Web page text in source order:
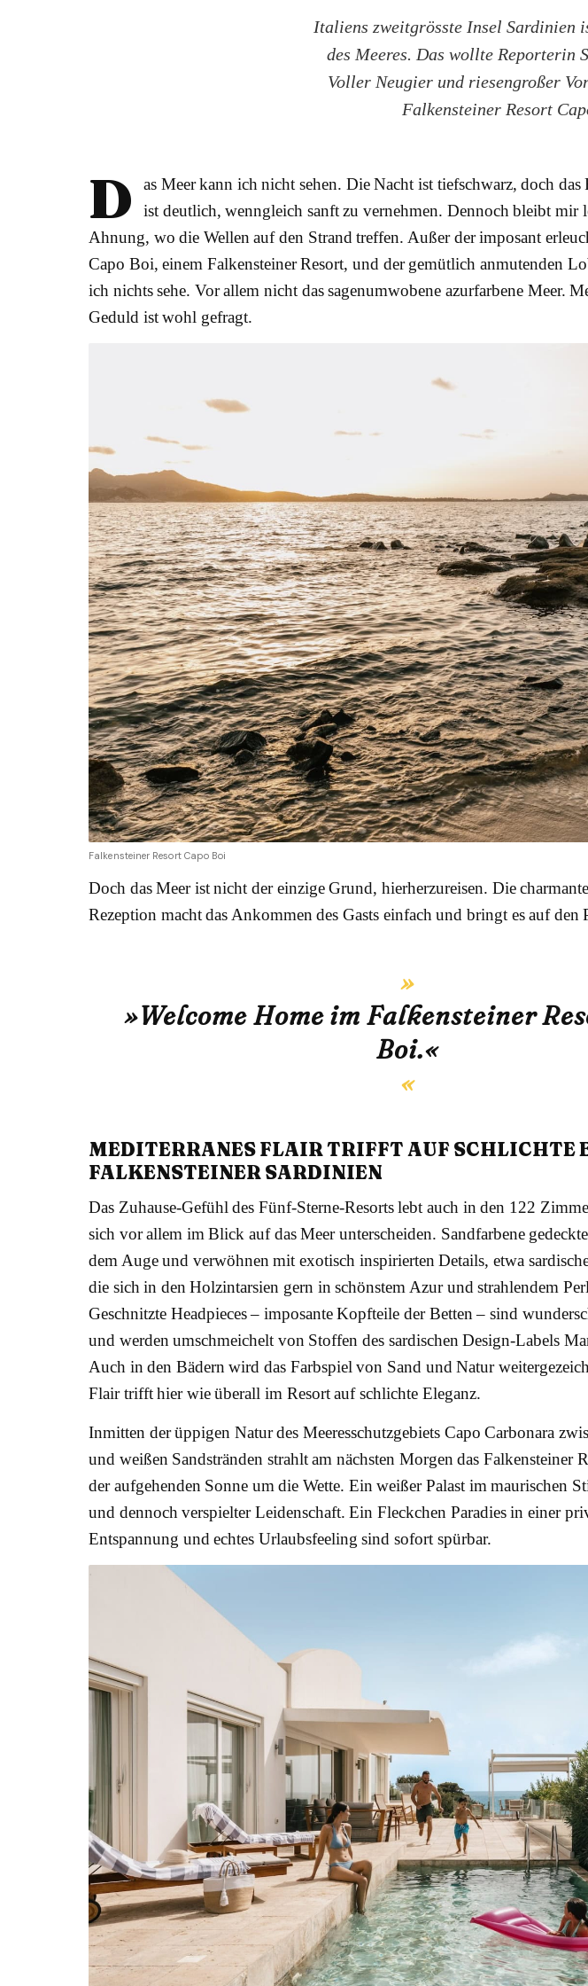
Italiens zweitgrösste Insel Sardinien
des Meeres. Das wollte Reporterin
Voller Neugier und riesengroßer
Falkensteiner Resort
D
as Meer kann ich nicht sehen. Die Nacht ist tiefschwarz, doch das
ist deutlich, wenngleich sanft zu vernehmen. Dennoch bleibt mir
Ahnung, wo die Wellen auf den Strand treffen. Außer der imposant
Capo Boi, einem Falkensteiner Resort, und der gemütlich anmutenden
ich nichts sehe. Vor allem nicht das sagenumwobene azurfarbene Meer.
Geduld ist wohl gefragt.
Falkensteiner Resort Capo Boi
Doch das Meer ist nicht der einzige Grund, hierherzureisen. Die
Rezeption macht das Ankommen des Gasts einfach und bringt es auf den
»Welcome Home im Falkensteiner
Boi.«
MEDITERRANES FLAIR TRIFFT AUF SCHLICHTE
ALKENSTEINER SARDINIEN
Das Zuhause-Gefühl des Fünf-Sterne-Resorts lebt auch in den 122
sich vor allem im Blick auf das Meer unterscheiden. Sandfarbene
dem Auge und verwöhnen mit exotisch inspirierten Details, etwa
die sich in den Holzintarsien gern in schönstem Azur und strahlendem
Geschnitzte Headpieces – imposante Kopfteile der Betten – sind
und werden umschmeichelt von Stoffen des sardischen Design-Labels
Auch in den Bädern wird das Farbspiel von Sand und Natur
Flair trifft hier wie überall im Resort auf schlichte Eleganz.
Inmitten der üppigen Natur des Meeresschutzgebiets Capo Carbonara
und weißen Sandstränden strahlt am nächsten Morgen das Falkensteiner
der aufgehenden Sonne um die Wette. Ein weißer Palast im maurischen
und dennoch verspielter Leidenschaft. Ein Fleckchen Paradies in einer
Entspannung und echtes Urlaubsfeeling sind sofort spürbar.